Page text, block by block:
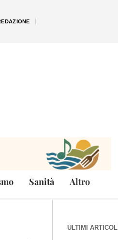
Sanità Altro
ULTIMI ARTICOLI